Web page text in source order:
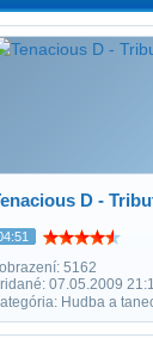
D -
5162
07.05.2009
Hudba a